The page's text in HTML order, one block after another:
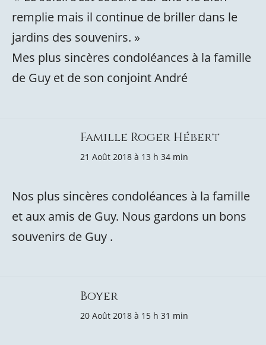
remplie mais il continue de briller dans le
jardins des souvenirs. »
Mes plus sincères condoléances à la famille
de Guy et de son conjoint André
Famille Roger Hébert
21 Août 2018 à 13 h 34 min
Nos plus sincères condoléances à la famille
et aux amis de Guy. Nous gardons un bons
souvenirs de Guy .
Boyer
20 Août 2018 à 15 h 31 min